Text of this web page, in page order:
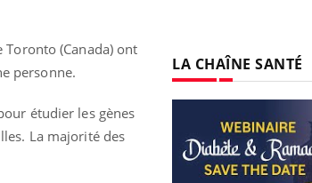
Toronto (Canada) ont
personne.
étudier les gènes
La majorité des
LA CHAÎNE SANTÉ